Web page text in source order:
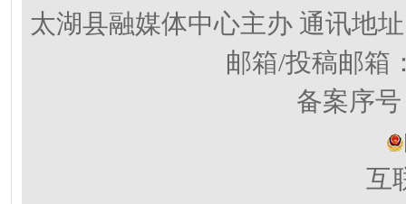
太湖县融媒体中心主办 通讯地
邮箱/投稿邮箱
备案序
互